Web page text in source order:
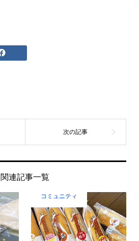
関連記事一覧
コミュニティ